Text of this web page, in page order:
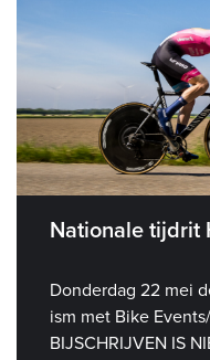
Nationale tijdrit
Donderdag 22 mei
ism met Bike
BIJSCHRIJVEN IS